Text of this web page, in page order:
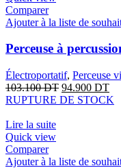
Comparer
Ajouter à la liste de
Perceuse à
Électroportatif, Perceuse
103.100DT 94.900 DT
RUPTURE DE STOCK
Lire la suite
Quick view
Comparer
Ajouter à la liste de